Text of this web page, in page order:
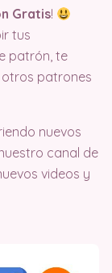
Gratis!
tus
patrón, te
patrones
nuevos
canal de
videos y